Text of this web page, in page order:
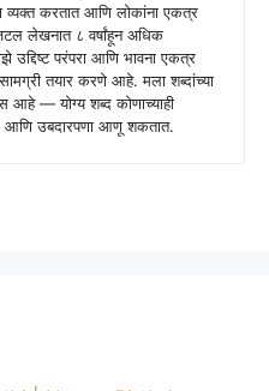
व्यक्त करतात आणि लोकांना एकत्र
लेखनात ८ वर्षांहून अधिक
उद्दिष्ट परंपरा आणि भावना एकत्र
तयार करणे आहे. मला शब्दांच्या
आहे — योग्य शब्द कोणाच्याही
आणि उबदारपणा आणू शकतात.